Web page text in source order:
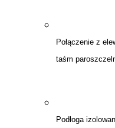
Połączenie z
taśm
Podłoga